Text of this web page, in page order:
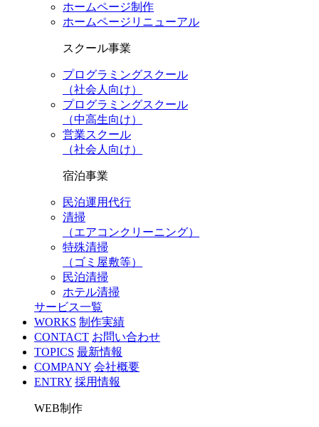
ホームページ制作
ホームページリニューアル
スクール事業
プログラミングスクール
（社会人向け）
プログラミングスクール
（中高生向け）
営業スクール
（社会人向け）
宿泊事業
民泊運用代行
清掃
（エアコンクリーニング）
特殊清掃
（ゴミ屋敷等）
民泊清掃
ホテル清掃
サービス一覧
WORKS 制作実績
CONTACT お問い合わせ
TOPICS 最新情報
COMPANY 会社概要
ENTRY 採用情報
WEB制作